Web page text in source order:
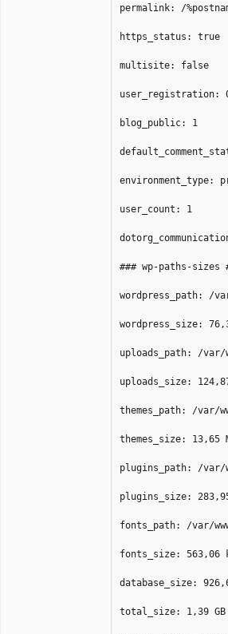
permalink: /
https_status: true
multisite: false
user_registration:
blog_public: 1
environment_type:
user_count: 1
### wp-paths-sizes
wordpress_path: /
wordpress_size:
uploads_path: /var/
uploads_size:
themes_path: /var/
themes_size: 13,65
plugins_path: /var/
plugins_size:
fonts_path: /var/
fonts_size: 563,06
database_size:
total_size: 1,39 GB